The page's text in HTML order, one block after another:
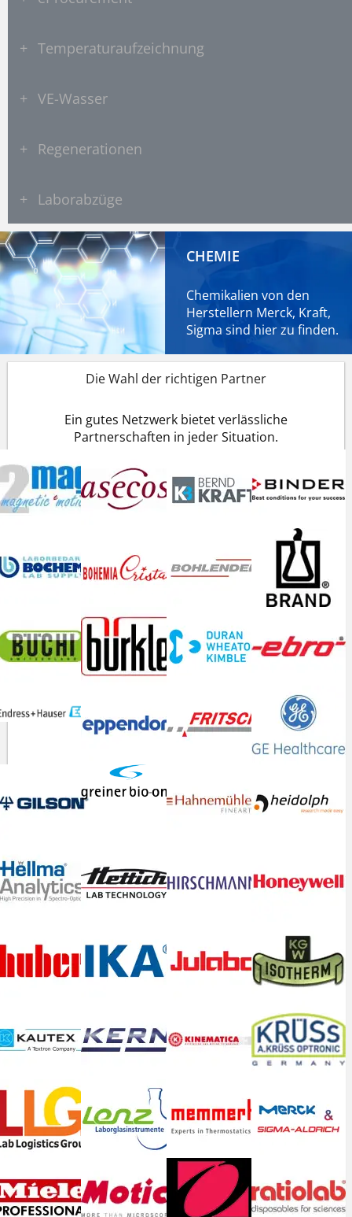
+ Temperaturaufzeichnung
+ VE-Wasser
+ Regenerationen
+ Laborabzüge
CHEMIE
Chemikalien von den
Herstellern Merck, Kraft,
Sigma sind hierzu finden.
Die Wahl der richtigen Partner
Ein gutes Netzwerk bietet verlässliche
Partnerschaften in jeder Situation.